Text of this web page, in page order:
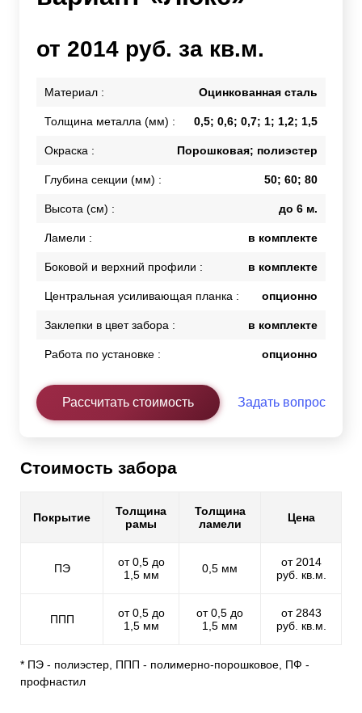
от 2014 руб. за кв.м.
Материал : Оцинкованная сталь
Толщина металла (мм) : 0,5; 0,6; 0,7; 1; 1,2; 1,5
Окраска : Порошковая; полиэстер
Глубина секции (мм) : 50; 60; 80
Высота (см) : до 6 м.
Ламели : в комплекте
Боковой и верхний профили : в комплекте
Центральная усиливающая планка : опционно
Заклепки в цвет забора : в комплекте
Работа по установке : опционно
Рассчитать стоимость Задать вопрос
Стоимость забора
Покрытие
Толщина
рамы
Толщина
ламели
Цена
ПЭ
от 0,5 до
1,5 мм
0,5 мм
от 2014
руб. кв.м.
ППП
от 0,5 до
1,5 мм
от 0,5 до
1,5 мм
от 2843
руб. кв.м.
* ПЭ - полиэстер, ППП - полимерно-порошковое, ПФ -
профнастил